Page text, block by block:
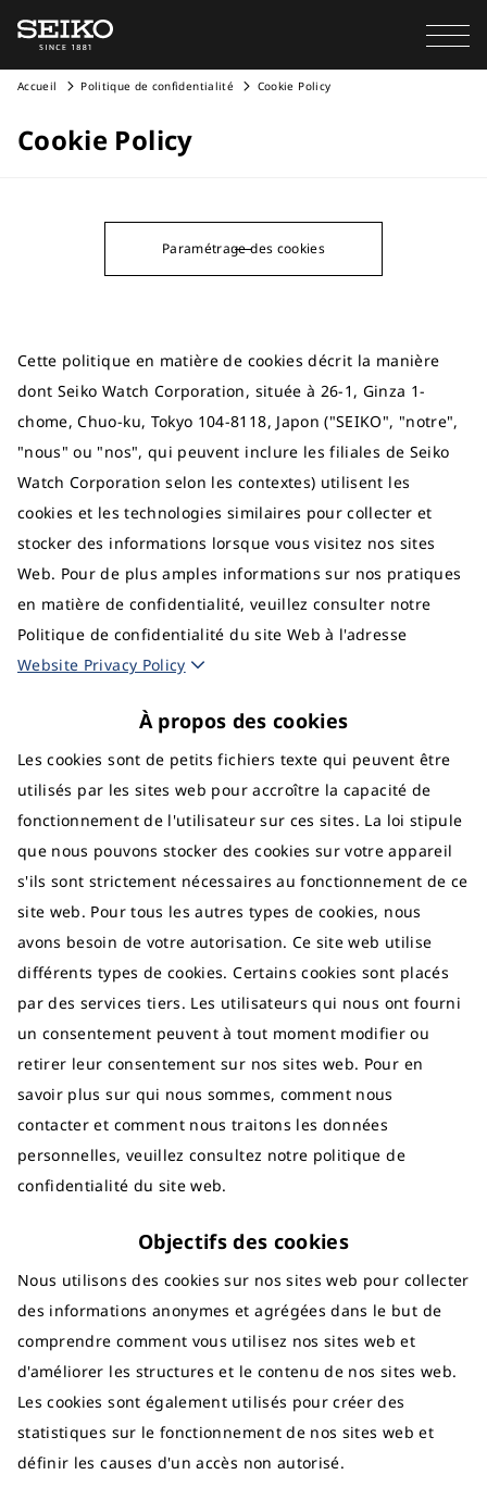
Accueil Politique de confidentialité Cookie Policy
Cookie Policy
Paramétrage des cookies
Cette politique en matière de cookies décrit la manière
dont Seiko Watch Corporation, située à 26-1, Ginza 1-
chome, Chuo-ku, Tokyo 104-8118, Japon ("SEIKO", "notre",
"nous" ou "nos", qui peuvent inclure les filiales de Seiko
Watch Corporation selon les contextes) utilisent les
cookies et les technologies similaires pour collecter et
stocker des informations lorsque vous visitez nos sites
Web. Pour de plus amples informations sur nos pratiques
en matière de confidentialité, veuillez consulter notre
Politique de confidentialité du site Web à l'adresse
Website Privacy Policy
À propos des cookies
Les cookies sont de petits fichiers texte qui peuvent être
utilisés par les sites web pour accroître la capacité de
fonctionnement de l'utilisateur sur ces sites. La loi stipule
que nous pouvons stocker des cookies sur votre appareil
s'ils sont strictement nécessaires au fonctionnement de ce
site web. Pour tous les autres types de cookies, nous
avons besoin de votre autorisation. Ce site web utilise
différents types de cookies. Certains cookies sont placés
par des services tiers. Les utilisateurs qui nous ont fourni
un consentement peuvent à tout moment modifier ou
retirer leur consentement sur nos sites web. Pour en
savoir plus sur qui nous sommes, comment nous
contacter et comment nous traitons les données
personnelles, veuillez consultez notre politique de
confidentialité du site web.
Objectifs des cookies
Nous utilisons des cookies sur nos sites web pour collecter
des informations anonymes et agrégées dans le but de
comprendre comment vous utilisez nos sites web et
d'améliorer les structures et le contenu de nos sites web.
Les cookies sont également utilisés pour créer des
statistiques sur le fonctionnement de nos sites web et
définir les causes d'un accès non autorisé.